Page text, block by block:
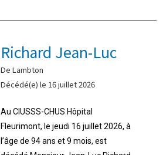
Richard Jean-Luc
De Lambton
Décédé(e) le 16 juillet 2026
Au CIUSSS-CHUS Hôpital
Fleurimont, le jeudi 16 juillet 2026, à
l’âge de 94 ans et 9 mois, est